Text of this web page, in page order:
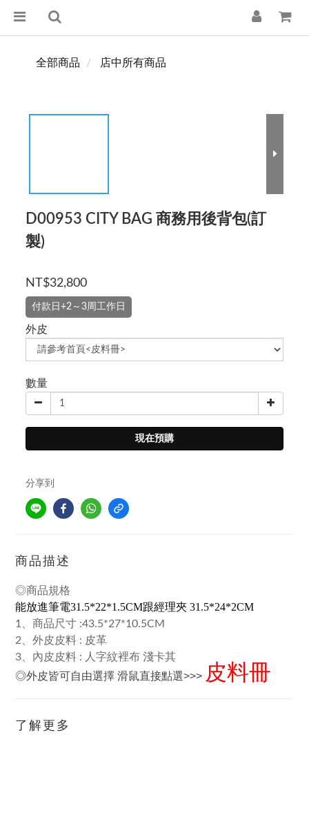
全部商品 店中所有商品
D00953 CITY BAG 商務用後背包(訂
製)
NT$32,800
付款日+2～3周工作日
外皮
數量
現在預購
分享到
商品描述
◎商品規格
能放進筆電31.5*22*1.5CM跟經理夾 31.5*24*2CM
1、商品尺寸 :43.5*27*10.5CM
2、外皮皮料 : 皮革
3、內皮皮料 : 人字紋裡布 淺卡其
◎外皮皆可自由選擇 滑鼠直接點選>>> 皮料冊
了解更多